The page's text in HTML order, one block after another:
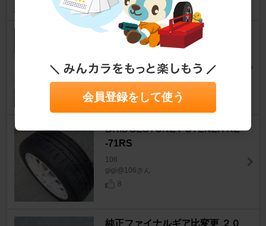
SBS nkブレーキパッド
けーごおぢさんさん
3
BRIDGESTONE POTENZA RE
-71RS
106
gigi@106さん
8
純正ファイナルギア比変更 ２０
会員登録をして使う